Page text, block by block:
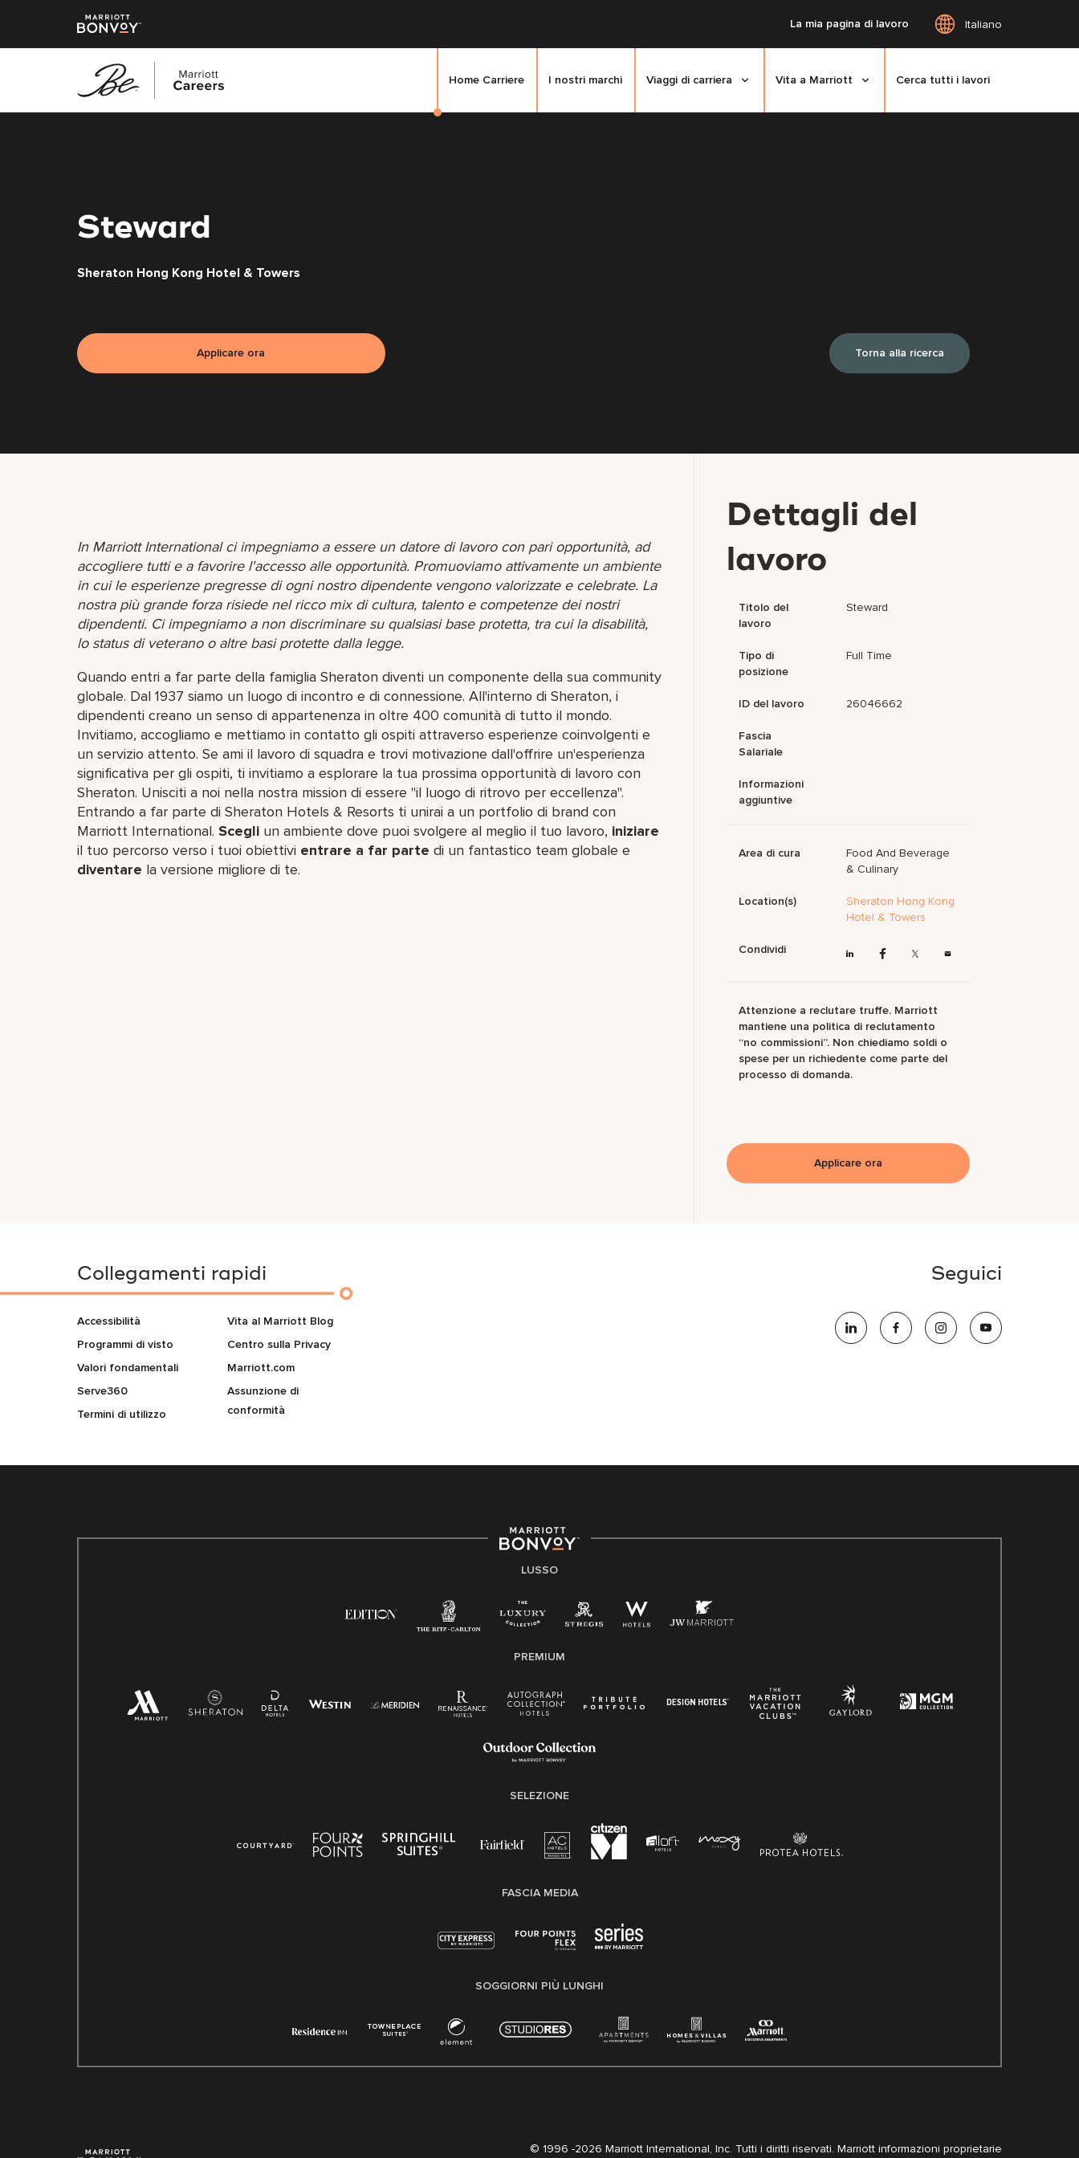
La mia pagina di lavoro Italiano
Home Carriere I nostri marchi Viaggi di carriera Vita a Marriott Cerca tutti i lavori
Steward
Sheraton Hong Kong Hotel & Towers
Applicare ora Torna alla ricerca
In Marriott International ci impegniamo a essere un datore di lavoro con pari opportunità, ad
accogliere tutti e a favorire l'accesso alle opportunità. Promuoviamo attivamente un ambiente
in cui le esperienze pregresse di ogni nostro dipendente vengono valorizzate e celebrate. La
nostra più grande forza risiede nel ricco mix di cultura, talento e competenze dei nostri
dipendenti. Ci impegniamo a non discriminare su qualsiasi base protetta, tra cui la disabilità,
lo status di veterano o altre basi protette dalla legge.
Quando entri a far parte della famiglia Sheraton diventi un componente della sua community
globale. Dal 1937 siamo un luogo di incontro e di connessione. All'interno di Sheraton, i
dipendenti creano un senso di appartenenza in oltre 400 comunità di tutto il mondo.
Invitiamo, accogliamo e mettiamo in contatto gli ospiti attraverso esperienze coinvolgenti e
un servizio attento. Se ami il lavoro di squadra e trovi motivazione dall'offrire un'esperienza
significativa per gli ospiti, ti invitiamo a esplorare la tua prossima opportunità di lavoro con
Sheraton. Unisciti a noi nella nostra mission di essere "il luogo di ritrovo per eccellenza".
Entrando a far parte di Sheraton Hotels & Resorts ti unirai a un portfolio di brand con
Marriott International. Scegli un ambiente dove puoi svolgere al meglio il tuo lavoro,​ iniziare
il tuo percorso verso i tuoi obiettivi entrare a far parte di un fantastico team​ globale e
diventare la versione migliore di te.
Dettagli del
lavoro
Titolo del
lavoro
Steward
Tipo di
posizione
Full Time
ID del lavoro 26046662
Fascia
Salariale
Informazioni
aggiuntive
Area di cura
Food And Beverage
& Culinary
Location(s)
Sheraton Hong Kong
Hotel & Towers
Condividi
Attenzione a reclutare truffe. Marriott
mantiene una politica di reclutamento
“no commissioni”. Non chiediamo soldi o
spese per un richiedente come parte del
processo di domanda.
Applicare ora
Collegamenti rapidi
Accessibilità
Programmi di visto
Valori fondamentali
Serve360
Termini di utilizzo
Vita al Marriott Blog
Centro sulla Privacy
Marriott.com
Assunzione di
conformità
Seguici
LUSSO
PREMIUM
SELEZIONE
FASCIA MEDIA
SOGGIORNI PIÙ LUNGHI
© 1996 -2026 Marriott International, Inc. Tutti i diritti riservati. Marriott informazioni proprietarie